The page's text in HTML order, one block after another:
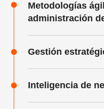
Metodologías
administración
Gestión
Inteligencia de